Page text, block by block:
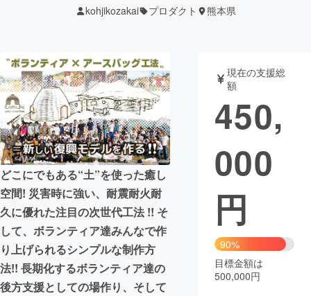
テクノロジー・ガジェット
映像・映画 書籍・雑誌
ビジネス・起業 チャレンジ
まちづくり・地域活性化
CAMPFIRE for Social Good
CAMPFIRE Creation
CAMPFIREふるさと納税
コミュニティ
kohjikozakai プロダクト 熊本県
どこにでもある“土”を使った癒し
空間! 災害時に強い、耐震耐火耐
久に優れた注目の次世代工法 !! そ
して、ボランティア達みんなで作
り上げられるシンプルな制作方
法!! 長期化するボランティア達の
後方支援としての場作り、そして
現在の支援総
額
450,
000
円
90%
目標金額は
500,000円